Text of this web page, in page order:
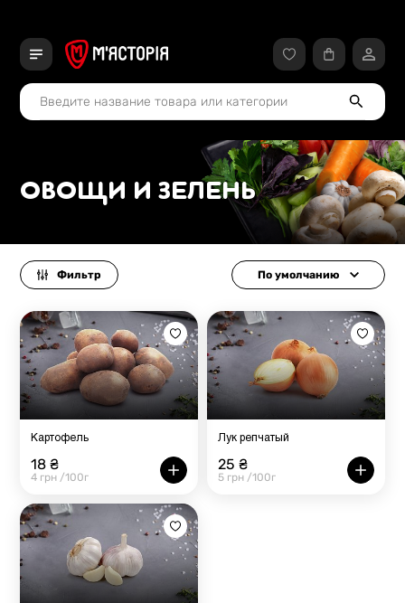
ОВОЩИ И ЗЕЛЕНЬ
Фильтр По умолчанию
Картофель
18 ₴
4 грн /100г
Лук репчатый
25 ₴
5 грн /100г